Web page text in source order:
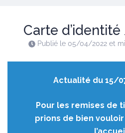
Carte
Publié le 05/04/2022et
Actualité du 15/
Pour les remises de
prions de bien